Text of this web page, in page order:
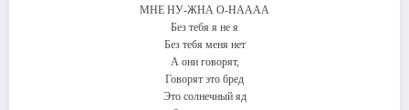
МНЕ НУ-ЖНА О-НАААА
Без тебя я не я
Без тебя меня нет
А они говорят,
Говорят это бред
Это солнечный яд